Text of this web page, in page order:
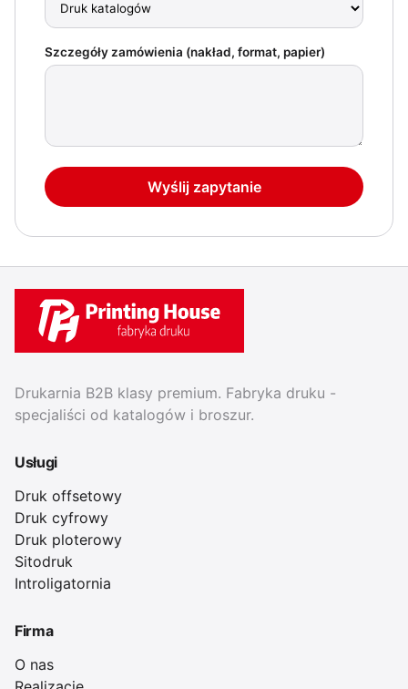
Szczegóły zamówienia (nakład, format, papier)
Wyślij zapytanie
Drukarnia B2B klasy premium. Fabryka druku -
specjaliści od katalogów i broszur.
Usługi
Druk offsetowy
Druk cyfrowy
Druk ploterowy
Sitodruk
Introligatornia
Firma
O nas